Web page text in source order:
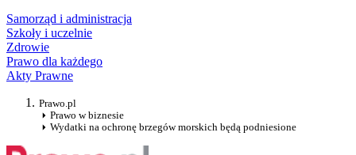
Samorząd i administracja
Szkoły i uczelnie
Zdrowie
Prawo dla każdego
Akty Prawne
Prawo.pl
Prawo w biznesie
Wydatki na ochronę brzegów morskich będą podniesione